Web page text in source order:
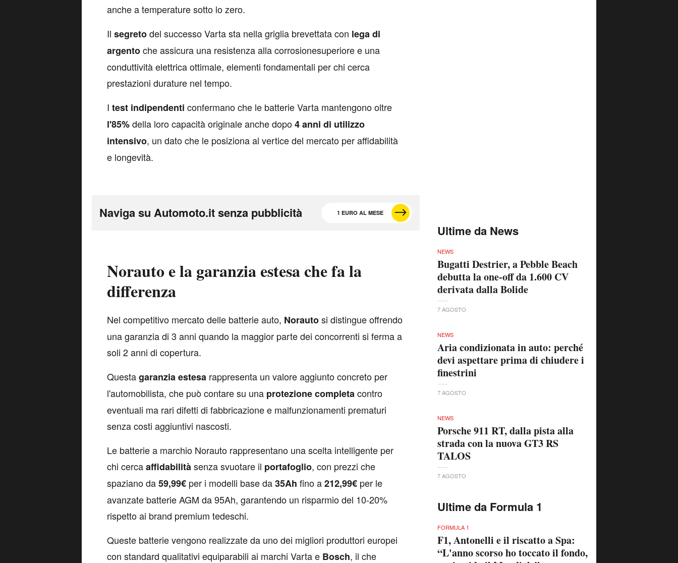
anche a temperature sotto lo zero.
Il segretodel successo Varta sta nella griglia brevettata con legadi
argentoche assicura una resistenza alla corrosionesuperiore e una
conduttività elettrica ottimale, elementi fondamentali per chi cerca
prestazioni durature nel tempo.
I test indipendenti confermano che le batterie Varta mantengono oltre
l'85%della loro capacità originale anche dopo4anni di utilizzo
intensivo, un dato che le posiziona al vertice del mercato per affidabilità
e longevità.
Naviga su Automoto.it senza pubblicità 1 EURO AL MESE
Norauto e la garanzia estesa che fa la
differenza
Nel competitivo mercato delle batterie auto, Norautosi distingue offrendo
una garanzia di 3 anni quando la maggior parte dei concorrenti si ferma a
soli 2 anni di copertura.
Questagaranziaestesa rappresenta un valore aggiunto concreto per
l'automobilista, che può contare su una protezionecompletacontro
eventuali ma rari difetti di fabbricazione e malfunzionamenti prematuri
senza costi aggiuntivi nascosti.
Le batterie a marchio Norauto rappresentano una scelta intelligente per
chi cercaaffidabilitàsenza svuotare il portafoglio, con prezzi che
spaziano da59,99€ per i modelli base da35Ah fino a212,99€ per le
avanzate batterie AGM da 95Ah, garantendo un risparmio del 10-20%
rispetto ai brand premium tedeschi.
Queste batterie vengono realizzate da uno dei migliori produttori europei
con standard qualitativi equiparabili ai marchi Varta e Bosch, il che
Ultime da News
NEWS
Bugatti Destrier, a Pebble Beach
debutta la one-off da 1.600 CV
derivata dalla Bolide
7 AGOSTO
NEWS
Aria condizionata in auto: perché
devi aspettare prima di chiudere i
finestrini
7 AGOSTO
NEWS
Porsche 911 RT, dalla pista alla
strada con la nuova GT3 RS
TALOS
7 AGOSTO
Ultime da Formula 1
FORMULA 1
F1, Antonelli e il riscatto a Spa:
“L'anno scorso ho toccato il fondo,